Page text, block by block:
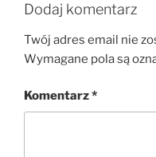
Dodaj komentarz
Twój adres email nie
Wymagane pola są
Komentarz*